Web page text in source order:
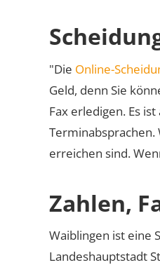
"Die Online-
Geld, denn Sie
Fax erledigen. Es
Terminabsprachen.
erreichen sind.
Zahlen,
Waiblingen ist eine
Landeshauptstadt